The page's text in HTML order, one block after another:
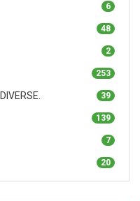
6
48
2
253
39
139
7
20